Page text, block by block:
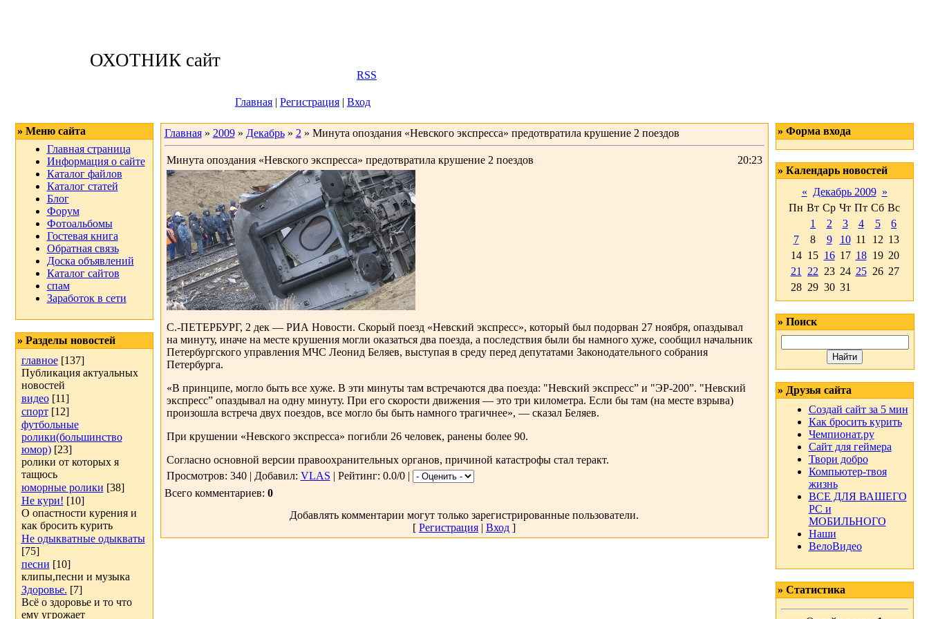
ОХОТНИК сайт
RSS
Главная | Регистрация | Вход
» Меню сайта
Главная страница
Информация о сайте
Каталог файлов
Каталог статей
Блог
Форум
Фотоальбомы
Гостевая книга
Обратная связь
Доска объявлений
Каталог сайтов
спам
Заработок в сети
» Разделы новостей
главное [137]
Публикация актуальных
новостей
видео [11]
спорт [12]
футбольные
ролики(большинство
юмор) [23]
ролики от которых я
тащюсь
юморные ролики [38]
Не кури! [10]
О опастности курения и
как бросить курить
Не одыкватные одыкваты
[75]
песни [10]
клипы,песни и музыка
Здоровье. [7]
Всё о здоровье и то что
ему угрожает
Главная» 2009 » Декабрь » 2 » Минута опоздания «Невского экспресса» предотвратила крушение 2 поездов
Минута опоздания «Невского экспресса» предотвратила крушение 2 поездов 20:23
С.-ПЕТЕРБУРГ, 2 дек — РИА Новости. Скорый поезд «Невский экспресс», который был подорван 27 ноября, опаздывал
на минуту, иначе на месте крушения могли оказаться два поезда, а последствия были бы намного хуже, сообщил начальник
Петербургского управления МЧС Леонид Беляев, выступая в среду перед депутатами Законодательного собрания
Петербурга.
«В принципе, могло быть все хуже. В эти минуты там встречаются два поезда: "Невский экспресс” и "ЭР-200”. "Невский
экспресс” опаздывал на одну минуту. При его скорости движения — это три километра. Если бы там (на месте взрыва)
произошла встреча двух поездов, все могло бы быть намного трагичнее», — сказал Беляев.
При крушении «Невского экспресса» погибли 26 человек, ранены более 90.
Согласно основной версии правоохранительных органов, причиной катастрофы стал теракт.
Просмотров: 340 | Добавил: VLAS | Рейтинг: 0.0/0 |
Всего комментариев: 0
Добавлять комментарии могут только зарегистрированные пользователи.
[ Регистрация | Вход ]
» Форма входа
» Календарь новостей
« Декабрь 2009 »
Пн Вт Ср Чт Пт Сб Вс
1
2 3 4 5
6
7
8 9 10 11 12 13
14 15 16 17 18 19 20
21
22 23 24 25 26 27
28 29 30 31
» Поиск
» Друзья сайта
Создай сайт за 5 мин
Как бросить курить
Чемпионат.ру
Сайт для геймера
Твори добро
Компьютер-твоя
жизнь
ВСЕ ДЛЯ ВАШЕГО
РС и
МОБИЛЬНОГО
Наши
ВелоВидео
» Статистика